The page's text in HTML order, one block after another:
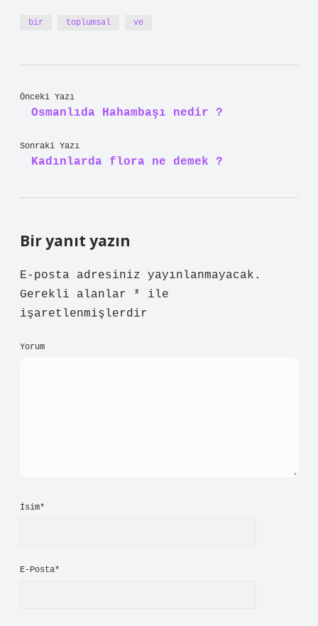
bir toplumsal ve
Önceki Yazı
Osmanlıda Hahambaşı nedir ?
Sonraki Yazı
Kadınlarda flora ne demek ?
Bir yanıt yazın
E-posta adresiniz yayınlanmayacak.
Gerekli alanlar
*
ile
işaretlenmişlerdir
Yorum
İsim*
E-Posta*